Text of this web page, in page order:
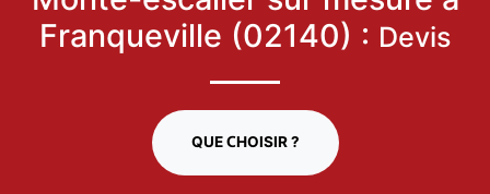
Franqueville (02140) : Devis
QUE CHOISIR ?